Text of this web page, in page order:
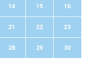
14 15 16
21 22 23
28 29 30